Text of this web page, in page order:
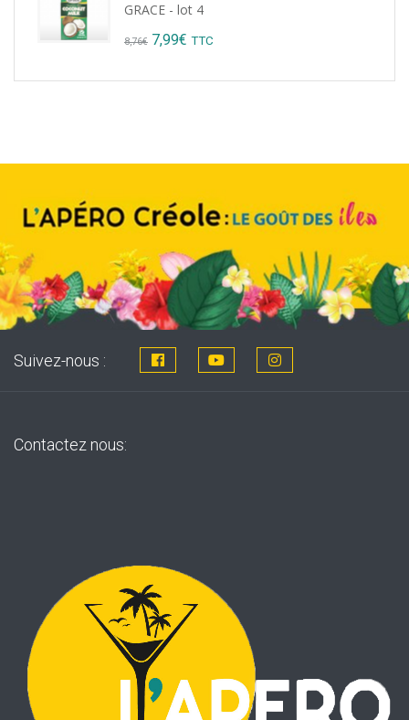
GRACE - lot 4
8,76€ Original
7,99€ Current
TTC
Suivez-nous :
Contactez nous: